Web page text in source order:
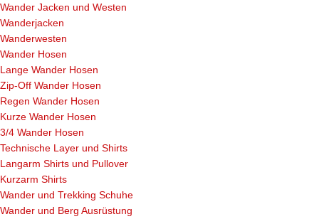
Wander Jacken und Westen
Wanderjacken
Wanderwesten
Wander Hosen
Lange Wander Hosen
Zip-Off Wander Hosen
Regen Wander Hosen
Kurze Wander Hosen
3/4 Wander Hosen
Technische Layer und Shirts
Langarm Shirts und Pullover
Kurzarm Shirts
Wander und Trekking Schuhe
Wander und Berg Ausrüstung